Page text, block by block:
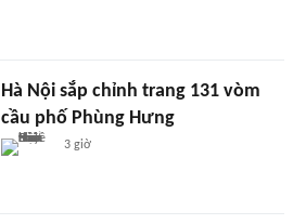
Hà Nội sắp chỉnh trang 131 vòm
cầu phố Phùng Hưng
3 giờ